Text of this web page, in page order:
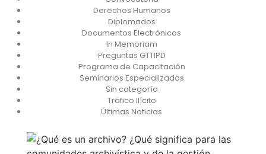
Derechos Humanos
Diplomados
Documentos Electrónicos
In Memoriam
Preguntas GTTIPD
Programa de Capacitación
Seminarios Especializados
Sin categoría
Tráfico Ilícito
Últimas Noticias